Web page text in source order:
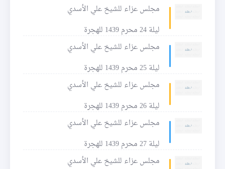
مجلس عزاء للشيخ علي الأسدي
ليلة 24 محرم 1439 للهجرة
مجلس عزاء للشيخ علي الأسدي
ليلة 25 محرم 1439 للهجرة
مجلس عزاء للشيخ علي الأسدي
ليلة 26 محرم 1439 للهجرة
مجلس عزاء للشيخ علي الأسدي
ليلة 27 محرم 1439 للهجرة
مجلس عزاء للشيخ علي الأسدي